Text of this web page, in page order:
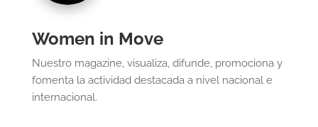
Women in Move
Nuestro magazine, visualiza, difunde, promociona y
fomenta la actividad destacada a nivel nacional e
internacional.